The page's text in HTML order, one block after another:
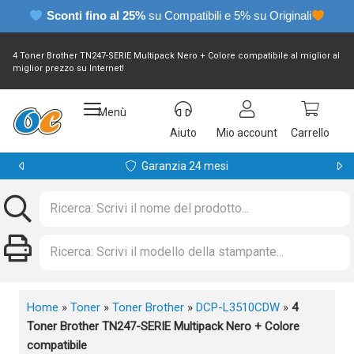
Sconti fino al 25% su Compatibili e 5% su Originali
4 Toner Brother TN247-SERIE Multipack Nero + Colore compatibile al miglior al
miglior prezzo su Internet!
Menù
Aiuto
Mio account Carrello
Garanzia 24 mesi
Home » Toner » Toner Brother » DCP-L3510CDW » 4
Toner Brother TN247-SERIE Multipack Nero + Colore
compatibile